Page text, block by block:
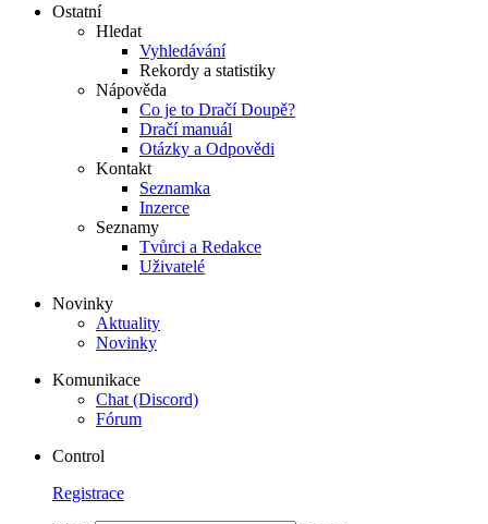
Ostatní
Hledat
Vyhledávání
Rekordy a statistiky
Nápověda
Co je to Dračí Doupě?
Dračí manuál
Otázky a Odpovědi
Kontakt
Seznamka
Inzerce
Seznamy
Tvůrci a Redakce
Uživatelé
Novinky
Aktuality
Novinky
Komunikace
Chat (Discord)
Fórum
Control
Registrace